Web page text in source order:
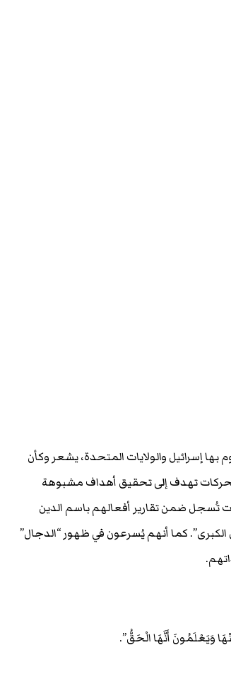
إسرائيل والولايات المتحدة، يشعر وكأن
تهدف إلى تحقيق أهداف مشبوهة
تُسجل ضمن تقارير أفعالهم باسم الدين
الكبرى”. كما أنهم يُسرعون في ظهور “الدجال”
وَيَعْلَمُونَ أَنَّهَا الْحَقُّ”.